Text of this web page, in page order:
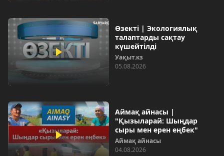
Өзекті | Экологиялық
талаптарды сақтау
күшейтілді
Уақыт.кз
05.08.2026
Аймақ айнасы |
"Қызыларай: Шыңдар
сыры мен ерен еңбек"
Аймақ айнасы
04.08.2026